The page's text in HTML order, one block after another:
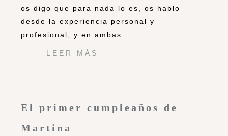
os digo que para nada lo es, os hablo
desde la experiencia personal y
profesional, y en ambas
LEER MÁS
El primer cumpleaños de
Martina